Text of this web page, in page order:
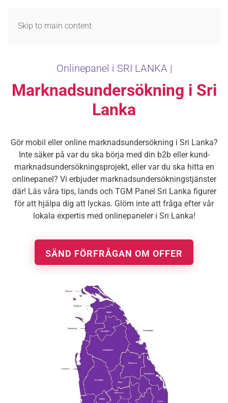
Skip to main content
Onlinepanel i SRI LANKA |
Marknadsundersökning i Sri
Lanka
Gör mobil eller online marknadsundersökning i Sri Lanka?
Inte säker på var du ska börja med din b2b eller kund-
marknadsundersökningsprojekt, eller var du ska hitta en
onlinepanel? Vi erbjuder marknadsundersökningstjänster
där! Läs våra tips, lands och TGM Panel Sri Lanka figurer
för att hjälpa dig att lyckas. Glöm inte att fråga efter vår
lokala expertis med onlinepaneler i Sri Lanka!
SÄND FÖRFRÅGAN OM OFFER